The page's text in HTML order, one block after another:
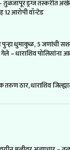
ड्रग्ज तस्करीत
आरोपी वॉन्टेड
पुन्हा धुमाकुळ, 5 जणांची
– धाराशिव पोलिसांना
ठार, धाराशिव